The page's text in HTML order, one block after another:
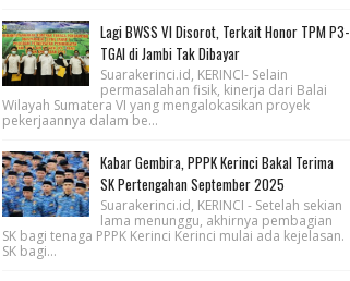
Lagi BWSS VI Disorot, Terkait Honor TPM P3-
TGAI di Jambi Tak Dibayar
Suarakerinci.id, KERINCI- Selain
permasalahan fisik, kinerja dari Balai
Wilayah Sumatera VI yang mengalokasikan proyek
pekerjaannya dalam be...
Kabar Gembira, PPPK Kerinci Bakal Terima
SK Pertengahan September 2025
Suarakerinci.id, KERINCI - Setelah sekian
lama menunggu, akhirnya pembagian
SK bagi tenaga PPPK Kerinci Kerinci mulai ada kejelasan.
SK bagi...